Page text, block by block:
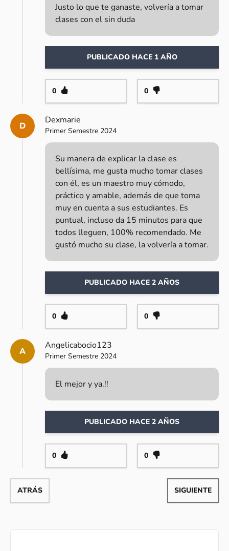
Justo lo que te ganaste, volvería a tomar
clases con el sin duda
PUBLICADO HACE 1 AÑO
0 0
D
Dexmarie
Primer Semestre 2024
Su manera de explicar la clase es
bellísima, me gusta mucho tomar clases
con él, es un maestro muy cómodo,
práctico y amable, además de que toma
muy en cuenta a sus estudiantes. Es
puntual, incluso da 15 minutos para que
todos lleguen, 100% recomendado. Me
gustó mucho su clase, la volvería a tomar.
PUBLICADO HACE 2 AÑOS
0 0
A
Angelicabocio123
Primer Semestre 2024
El mejor y ya.!!
PUBLICADO HACE 2 AÑOS
0 0
ATRÁS SIGUIENTE